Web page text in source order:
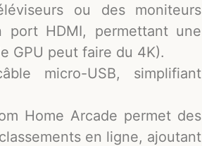
ou des moniteurs
port HDMI, permettant une
GPU peut faire du 4K).
micro-USB, simplifiant
Home Arcade permet des
en ligne, ajoutant